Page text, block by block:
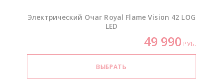
Электрический Очаг Royal Flame Vision 42 LOG
LED
49 990 РУБ.